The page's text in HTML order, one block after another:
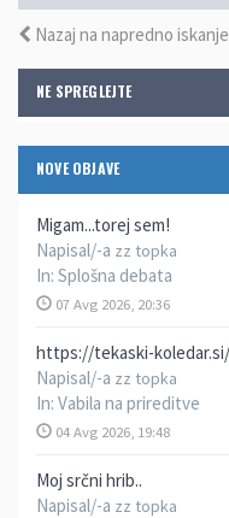
NE SPREGLEJTE
NOVE OBJAVE
Migam...torej sem!
Napisal/-a zz topka
In: Splošna debata
07 Avg 2026, 20:36
https://tekaski-koledar.si/
Napisal/-a zz topka
In: Vabila na prireditve
04 Avg 2026, 19:48
Moj srčni hrib..
Napisal/-a zz topka
Nazaj na napredno iskanje